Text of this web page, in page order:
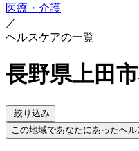
医療・介護
／
ヘルスケアの一覧
長野県上田
絞り込み
この地域であなたにあったヘ